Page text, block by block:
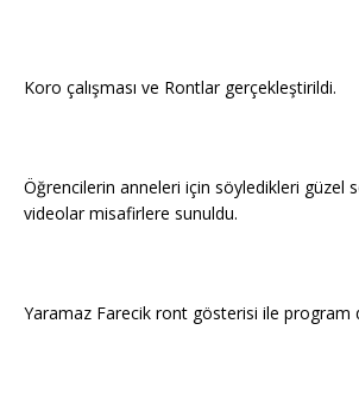
Koro çalışması ve Rontlar gerçekleştirildi.
Öğrencilerin anneleri için söyledikleri güzel
videolar misafirlere sunuldu.
Yaramaz Farecik ront gösterisi ile program